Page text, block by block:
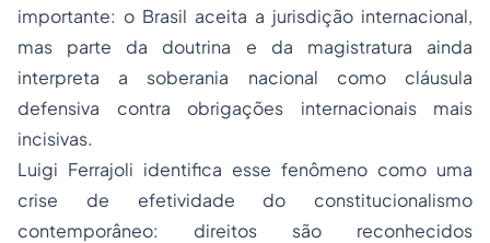
importante: o Brasil aceita a jurisdição internacional,
mas parte da doutrina e da magistratura ainda
interpreta a soberania nacional como cláusula
defensiva contra obrigações internacionais mais
incisivas.
Luigi Ferrajoli identifica esse fenômeno como uma
crise de efetividade do constitucionalismo
contemporâneo: direitos são reconhecidos